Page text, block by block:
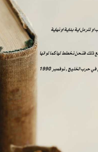
للرمل اية بداية او نهاية
ذلك فنحن نخطط لها كما لو انها